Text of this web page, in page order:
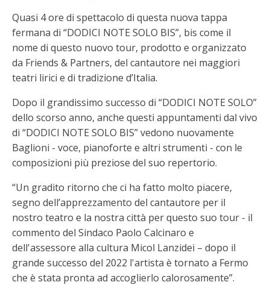
Quasi 4 ore di spettacolo di questa nuova tappa
fermana di “DODICI NOTE SOLO BIS”, bis come il
nome di questo nuovo tour, prodotto e organizzato
da Friends & Partners, del cantautore nei maggiori
teatri lirici e di tradizione d’Italia.
Dopo il grandissimo successo di “DODICI NOTE SOLO”
dello scorso anno, anche questi appuntamenti dal vivo
di “DODICI NOTE SOLO BIS” vedono nuovamente
Baglioni - voce, pianoforte e altri strumenti - con le
composizioni più preziose del suo repertorio.
“Un gradito ritorno che ci ha fatto molto piacere,
segno dell’apprezzamento del cantautore per il
nostro teatro e la nostra città per questo suo tour - il
commento del Sindaco Paolo Calcinaro e
dell'assessore alla cultura Micol Lanzidei – dopo il
grande successo del 2022 l'artista è tornato a Fermo
che è stata pronta ad accoglierlo calorosamente”.